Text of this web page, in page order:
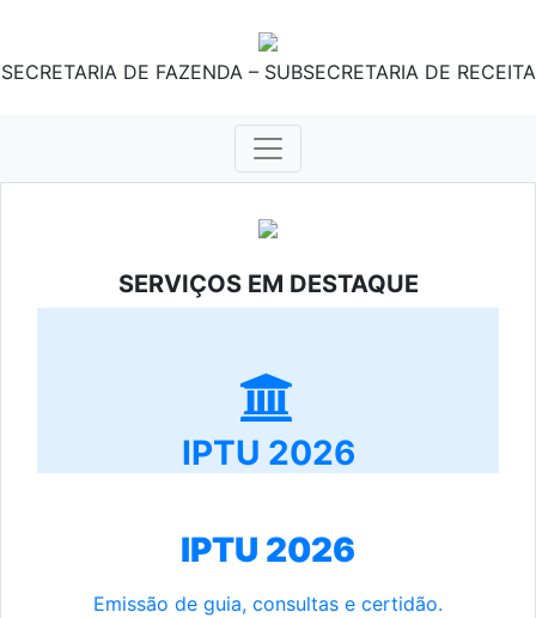
SECRETARIA DE FAZENDA – SUBSECRETARIA DE RECEITA
SERVIÇOS EM DESTAQUE
IPTU 2026
IPTU 2026
Emissão de guia, consultas e certidão.